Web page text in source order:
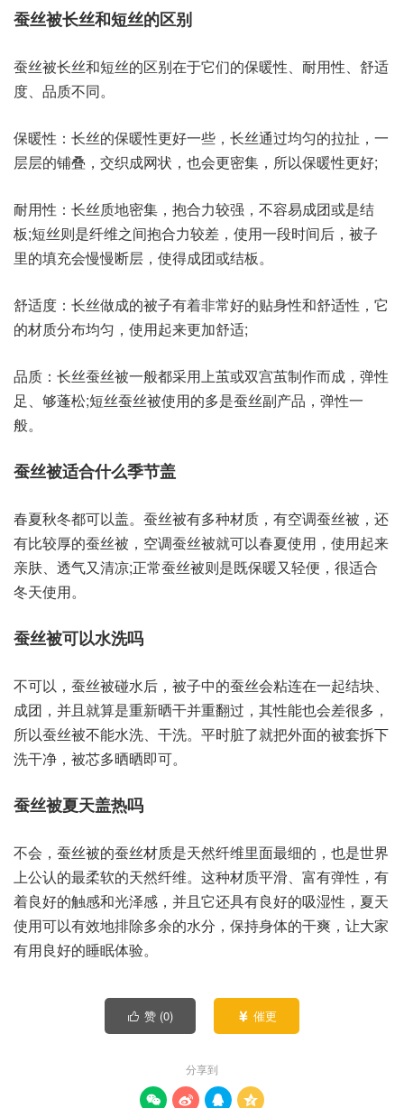
蚕丝被长丝和短丝的区别
蚕丝被长丝和短丝的区别在于它们的保暖性、耐用性、舒适
度、品质不同。
保暖性：长丝的保暖性更好一些，长丝通过均匀的拉扯，一
层层的铺叠，交织成网状，也会更密集，所以保暖性更好;
耐用性：长丝质地密集，抱合力较强，不容易成团或是结
板;短丝则是纤维之间抱合力较差，使用一段时间后，被子
里的填充会慢慢断层，使得成团或结板。
舒适度：长丝做成的被子有着非常好的贴身性和舒适性，它
的材质分布均匀，使用起来更加舒适;
品质：长丝蚕丝被一般都采用上茧或双宫茧制作而成，弹性
足、够蓬松;短丝蚕丝被使用的多是蚕丝副产品，弹性一
般。
蚕丝被适合什么季节盖
春夏秋冬都可以盖。蚕丝被有多种材质，有空调蚕丝被，还
有比较厚的蚕丝被，空调蚕丝被就可以春夏使用，使用起来
亲肤、透气又清凉;正常蚕丝被则是既保暖又轻便，很适合
冬天使用。
蚕丝被可以水洗吗
不可以，蚕丝被碰水后，被子中的蚕丝会粘连在一起结块、
成团，并且就算是重新晒干并重翻过，其性能也会差很多，
所以蚕丝被不能水洗、干洗。平时脏了就把外面的被套拆下
洗干净，被芯多晒晒即可。
蚕丝被夏天盖热吗
不会，蚕丝被的蚕丝材质是天然纤维里面最细的，也是世界
上公认的最柔软的天然纤维。这种材质平滑、富有弹性，有
着良好的触感和光泽感，并且它还具有良好的吸湿性，夏天
使用可以有效地排除多余的水分，保持身体的干爽，让大家
有用良好的睡眠体验。
 赞 (0)  催更
分享到
   